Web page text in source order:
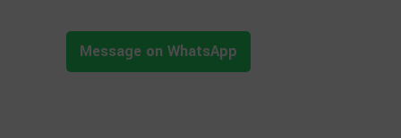
Message on WhatsApp